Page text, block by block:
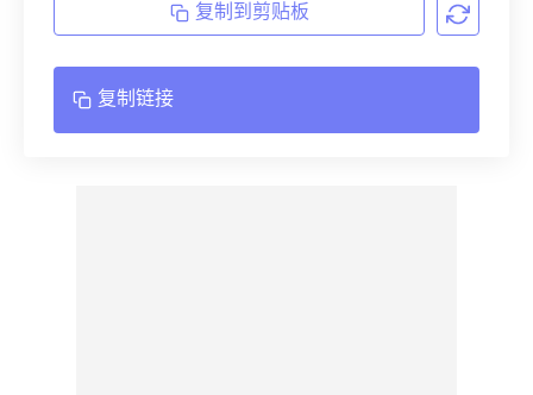
复制到剪贴板
复制链接